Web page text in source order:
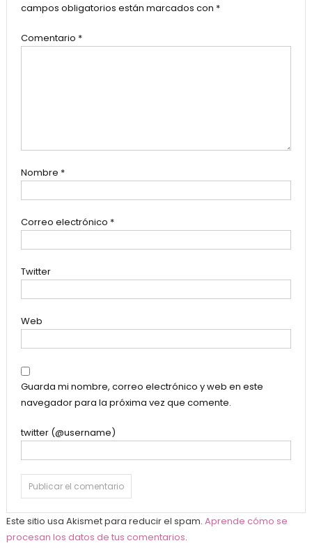
campos obligatorios están marcados con *
Comentario *
Nombre *
Correo electrónico *
Twitter
Web
Guarda mi nombre, correo electrónico y web en este
navegador para la próxima vez que comente.
twitter (@username)
Este sitio usa Akismet para reducir el spam. Aprende cómo se
procesan los datos de tus comentarios.